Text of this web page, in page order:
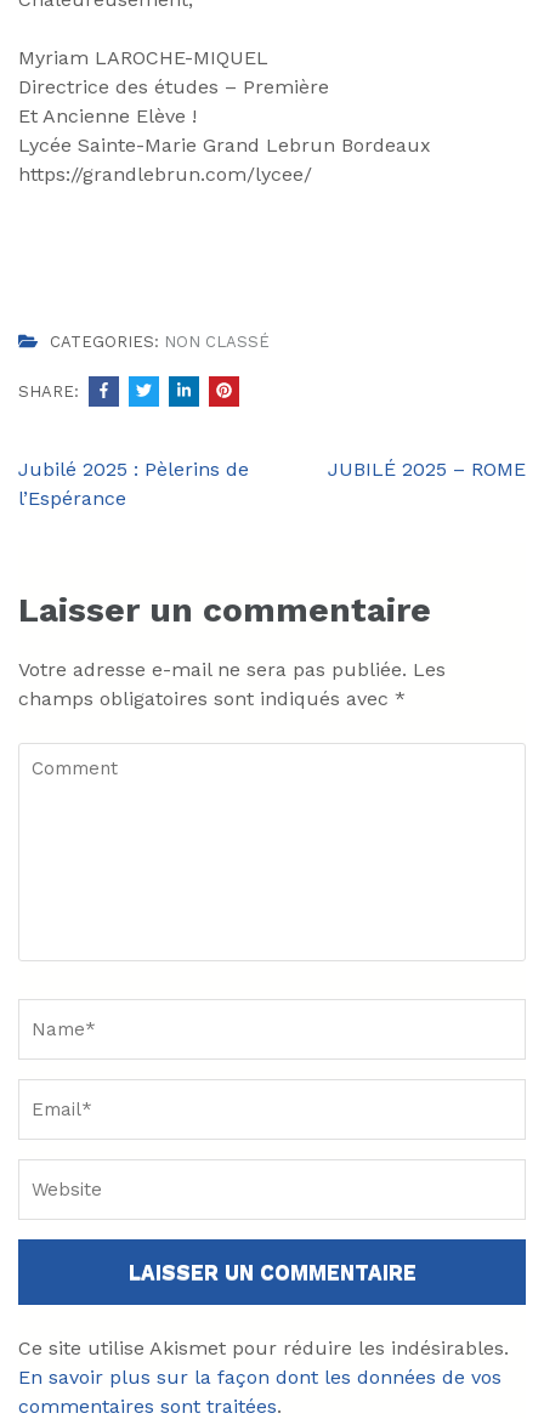
Myriam LAROCHE-MIQUEL
Directrice des études – Première
Et Ancienne Elève !
Lycée Sainte-Marie Grand Lebrun Bordeaux
https://grandlebrun.com/lycee/
CATEGORIES: NON CLASSÉ
SHARE:
Navigation
de
Jubilé 2025 : Pèlerins de
l’Espérance
JUBILÉ 2025 – ROME
Laisser un commentaire
Votre adresse e-mail ne sera pas publiée. Les
champs obligatoires sont indiqués avec *
Ce site utilise Akismet pour réduire les indésirables.
En savoir plus sur la façon dont les données de vos
commentaires sont traitées.